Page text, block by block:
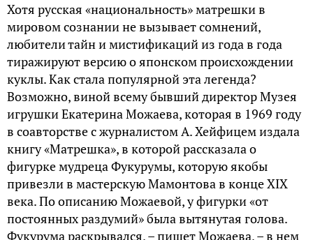
Хотя русская «национальность» матрешки в
мировом сознании не вызывает сомнений,
любители тайн и мистификаций из года в года
тиражируют версию о японском происхождении
куклы. Как стала популярной эта легенда?
Возможно, виной всему бывший директор Музея
игрушки Екатерина Можаева, которая в 1969 году
в соавторстве с журналистом А. Хейфицем издала
книгу «Матрешка», в которой рассказала о
фигурке мудреца Фукурумы, которую якобы
привезли в мастерскую Мамонтова в конце XIX
века. По описанию Можаевой, у фигурки «от
постоянных раздумий» была вытянутая голова.
Фукурума раскрывался, – пишет Можаева, – в нем